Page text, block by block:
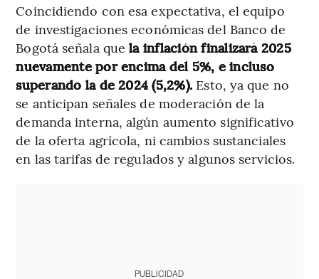
Coincidiendo con esa expectativa, el equipo
de investigaciones económicas del Banco de
Bogotá señala quela inflación finalizará 2025
nuevamente por encima del 5%, e incluso
superando la de 2024 (5,2%). Esto, ya que no
se anticipan señales de moderación de la
demanda interna, algún aumento significativo
de la oferta agrícola, ni cambios sustanciales
en las tarifas de regulados y algunos servicios.
PUBLICIDAD